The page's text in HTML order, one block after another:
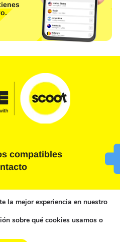
compatibles
cookies
la mejor experiencia en nuestro
sobre qué cookies usamos o